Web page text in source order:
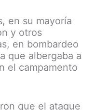
en su mayoría
y otros
en bombardeo
que albergaba a
el campamento
que el ataque